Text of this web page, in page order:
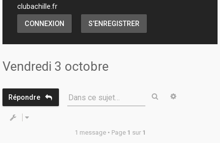
clubachille.fr
CONNEXION S’ENREGISTRER
Vendredi 3 octobre
Répondre Dans ce sujet… Rechercher
1 message • Page 1 sur 1